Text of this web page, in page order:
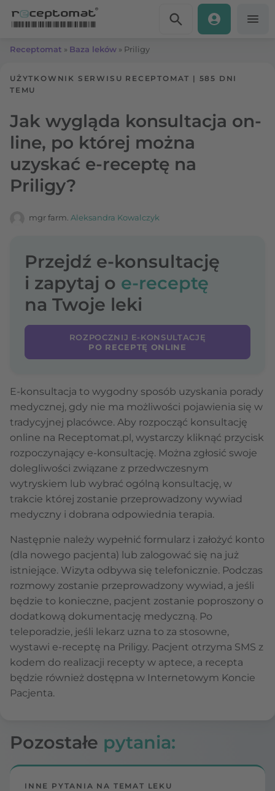
Receptomat » Baza leków » Priligy
UŻYTKOWNIK SERWISU RECEPTOMAT | 585 DNI
TEMU
Jak wygląda konsultacja on-
line, po której można
uzyskać e-receptę na
Priligy?
mgr farm. Aleksandra Kowalczyk
Przejdź e-konsultację
i zapytaj o e-receptę
na Twoje leki
ROZPOCZNIJ E-KONSULTACJĘ
PO RECEPTĘ ONLINE
E-konsultacja to wygodny sposób uzyskania porady
medycznej, gdy nie ma możliwości pojawienia się w
tradycyjnej placówce. Aby rozpocząć konsultację
online na Receptomat.pl, wystarczy kliknąć przycisk
rozpoczynający e-konsultację. Można zgłosić swoje
dolegliwości związane z przedwczesnym
wytryskiem lub wybrać ogólną konsultację, w
trakcie której zostanie przeprowadzony wywiad
medyczny i dobrana odpowiednia terapia.
Następnie należy wypełnić formularz i założyć konto
(dla nowego pacjenta) lub zalogować się na już
istniejące. Wizyta odbywa się telefonicznie. Podczas
rozmowy zostanie przeprowadzony wywiad, a jeśli
będzie to konieczne, pacjent zostanie poproszony o
dodatkową dokumentację medyczną. Po
teleporadzie, jeśli lekarz uzna to za stosowne,
wystawi e-receptę na Priligy. Pacjent otrzyma SMS z
kodem do realizacji recepty w aptece, a recepta
będzie również dostępna w Internetowym Koncie
Pacjenta.
Pozostałe pytania:
INNE PYTANIA NA TEMAT LEKU